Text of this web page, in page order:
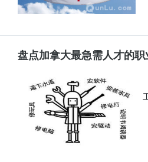
盘点加拿大最急需人才的职